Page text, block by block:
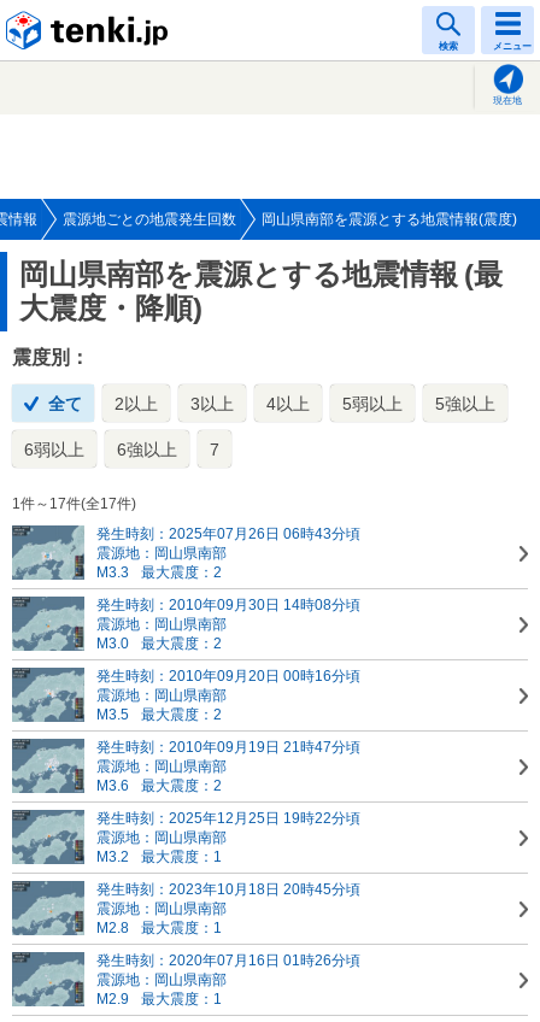
検索 メニュー
現在地
情報 震源地ごとの地震発生回数 岡山県南部を震源とする地震情報(震度)
岡山県南部を震源とする地震情報 (最
大震度・降順)
震度別：
全て 2以上 3以上 4以上 5弱以上 5強以上
6弱以上 6強以上 7
1件～17件(全17件)
発生時刻：2025年07月26日 06時43分頃
震源地：岡山県南部
M3.3
最大震度：2
発生時刻：2010年09月30日 14時08分頃
震源地：岡山県南部
M3.0
最大震度：2
発生時刻：2010年09月20日 00時16分頃
震源地：岡山県南部
M3.5
最大震度：2
発生時刻：2010年09月19日 21時47分頃
震源地：岡山県南部
M3.6
最大震度：2
発生時刻：2025年12月25日 19時22分頃
震源地：岡山県南部
M3.2
最大震度：1
発生時刻：2023年10月18日 20時45分頃
震源地：岡山県南部
M2.8
最大震度：1
発生時刻：2020年07月16日 01時26分頃
震源地：岡山県南部
M2.9
最大震度：1